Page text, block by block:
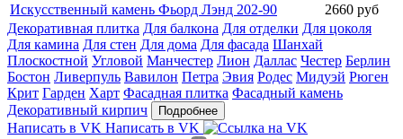
Искусственный камень Фьорд Лэнд 202-90
2660 руб
Декоративная плитка Для балкона Для отделки Для цоколя
Для камина Для стен Для дома Для фасада Шанхай
Плоскостной Угловой Манчестер Лион Даллас Честер Берлин
Бостон Ливерпуль Вавилон Петра Эвия Родес Мидуэй Рюген
Крит Гарден Харт Фасадная плитка Фасадный камень
Декоративный кирпич
Подробнее
Написать в VK Написать в VK